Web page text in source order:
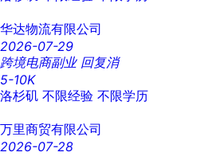
华达物流有限公司
2026-07-29
跨境电商副业 回复消
5-10K
洛杉矶 不限经验 不限学历
万里商贸有限公司
2026-07-28